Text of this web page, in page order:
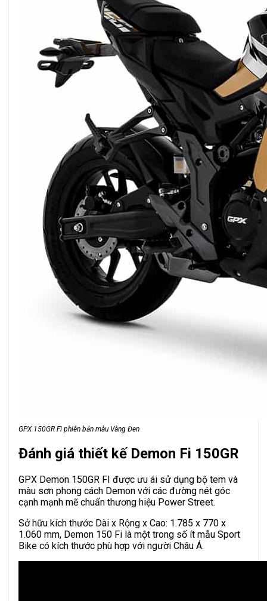
GPX 150GR Fi phiên bản màu Vàng Đen
Đánh giá thiết kế Demon Fi 150GR
GPX Demon 150GR FI được ưu ái sử dụng bộ tem và
màu sơn phong cách Demon với các đường nét góc
cạnh mạnh mẽ chuẩn thương hiệu Power Street.
Sở hữu kích thước Dài x Rộng x Cao: 1.785 x 770 x
1.060 mm, Demon 150 Fi là một trong số ít mẫu Sport
Bike có kích thước phù hợp với người Châu Á.